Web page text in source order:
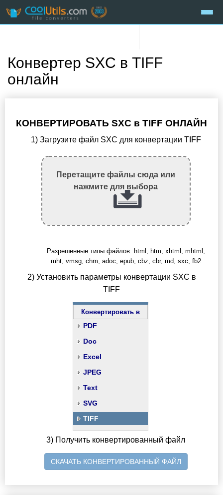
Конвертер SXC в TIFF
онлайн
КОНВЕРТИРОВАТЬ SXC в TIFF ОНЛАЙН
1) Загрузите файл SXC для конвертации TIFF
Перетащите файлы сюда или
нажмите для выбора
Разрешенные типы файлов: html, htm, xhtml, mhtml,
mht, vmsg, chm, adoc, epub, cbz, cbr, md, sxc, fb2
2) Установить параметры конвертации SXC в
TIFF
Конвертировать в
PDF
Doc
Excel
JPEG
Text
SVG
TIFF
3) Получить конвертированный файл
СКАЧАТЬ КОНВЕРТИРОВАННЫЙ ФАЙЛ